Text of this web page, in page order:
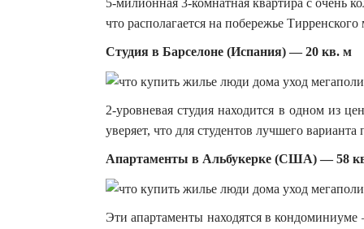
5-милионная 3-комнатная квартира с очень
что располагается на побережье Тирренского
Студия в Барселоне (Испания) — 20 кв. м
2-уровневая студия находится в одном из
уверяет, что для студентов лучшего
Апартаменты в Альбукерке (США) — 58
Эти апартаменты находятся в